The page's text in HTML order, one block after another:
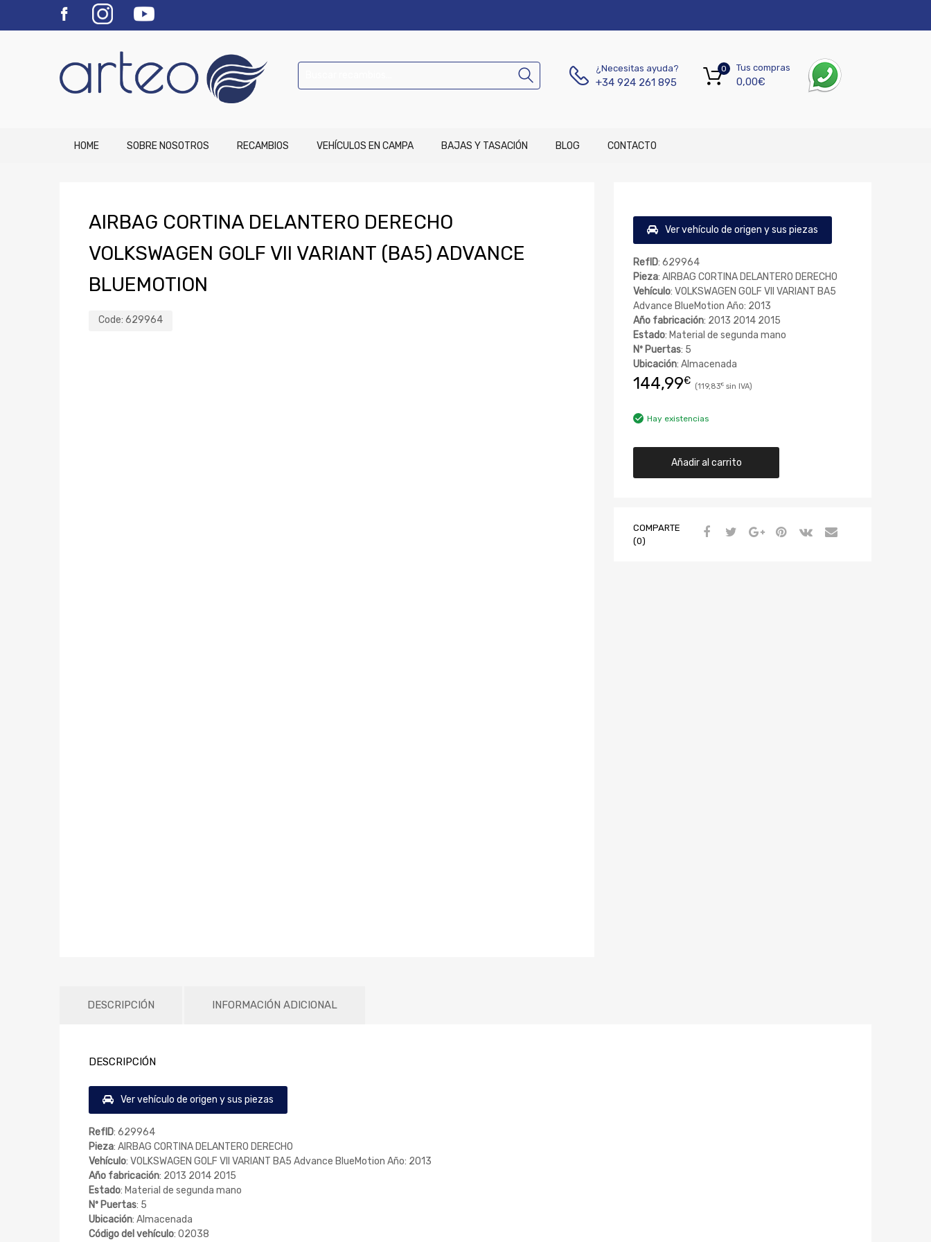
¿Necesitas ayuda?
+34 924 261 895
Tus compras
0,00€
0
HOME SOBRE NOSOTROS RECAMBIOS VEHÍCULOS EN CAMPA BAJAS Y TASACIÓN BLOG CONTACTO
AIRBAG CORTINA DELANTERO DERECHO
VOLKSWAGEN GOLF VII VARIANT (BA5) ADVANCE
BLUEMOTION
Code: 629964
Ver vehículo de origen y sus piezas
RefID: 629964
Pieza: AIRBAG CORTINA DELANTERO DERECHO
Vehículo: VOLKSWAGEN GOLF VII VARIANT BA5
Advance BlueMotion Año: 2013
Año fabricación: 2013 2014 2015
Estado: Material de segunda mano
Nº Puertas: 5
Ubicación: Almacenada
144,99€ 119,83€
Hay existencias
Añadir al carrito
COMPARTE
(0)
DESCRIPCIÓN INFORMACIÓN ADICIONAL
DESCRIPCIÓN
Ver vehículo de origen y sus piezas
RefID: 629964
Pieza: AIRBAG CORTINA DELANTERO DERECHO
Vehículo: VOLKSWAGEN GOLF VII VARIANT BA5 Advance BlueMotion Año: 2013
Año fabricación: 2013 2014 2015
Estado: Material de segunda mano
Nº Puertas: 5
Ubicación: Almacenada
Código del vehículo: 02038